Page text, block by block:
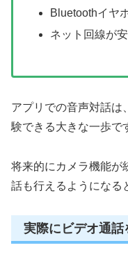
Bluetoothイヤ
ネット回線が
アプリでの音声対話は
験できる大きな一歩で
将来的にカメラ機能が
話も行えるようになる
実際にビデオ通